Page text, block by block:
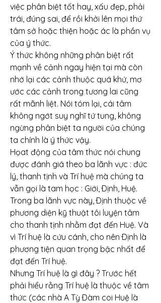
việc phân biệt tốt hay, xấu đẹp, phải
trái, đúng sai, để rồi khởi lên mọi thứ
tâm sở hoặc thiện hoặc ác là phần vụ
của ý thức.
Ý thức không những phân biệt rất
mạnh về cảnh ngay hiện tại mà còn
nhớ lại các cảnh thuộc quá khứ, mơ
ước các cảnh trong tương lai cũng
rất mãnh liệt. Nói tóm lại, cái tâm
không ngớt suy nghĩ tứ tung, không
ngừng phân biệt ta người của chúng
ta chính là ý thức vậy.
Họat động của tâm thức nói chung
được đánh giá theo ba lãnh vực : đức
lý, thanh tịnh và Trí huệ mà chúng ta
vẫn gọi là tam học : Giới, Ðịnh, Huệ.
Trong ba lãnh vực này, Ðịnh thuộc về
phương diện kỹ thuật tôi luyện tâm
cho thanh tịnh nhằm đạt đến Huệ. Và
vì Trí huệ là cứu cánh, cho nên Ðịnh là
phương tiện quan trọng bậc nhất để
đạt đến Trí huệ.
Nhưng Trí huệ là gì đây ? Trước hết
phải hiểu rằng Trí huệ là thuộc về tâm
thức (các nhà A Tỳ Ðàm coi Huệ là